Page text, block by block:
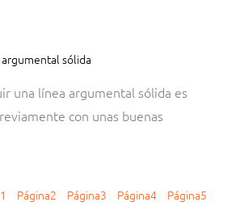
sólida
una línea argumental sólida es
con unas buenas
1 Página2 Página3 Página4 Página5